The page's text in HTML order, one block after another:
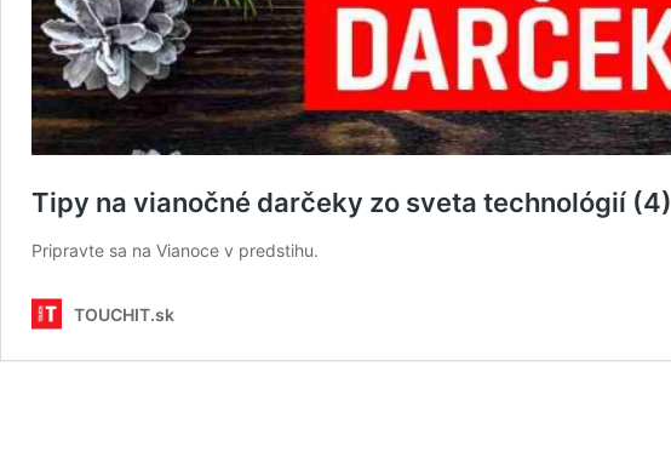
Tipy na vianočné darčeky zo sveta technológií (4)
Pripravte sa na Vianoce v predstihu.
TOUCHIT.sk